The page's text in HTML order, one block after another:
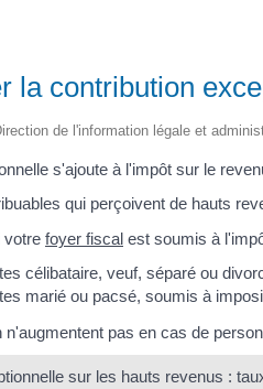
la contribution
de l'information légale et
s'ajoute à l'impôt sur le
qui perçoivent de hauts
votre foyer fiscal est soumis à
célibataire, veuf, séparé ou
marié ou pacsé, soumis à
pas en cas de
sur les hauts revenus :